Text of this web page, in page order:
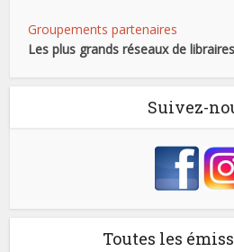
Groupements partenaires
Les plus grands réseaux de libraires
Suivez-
Toutes les